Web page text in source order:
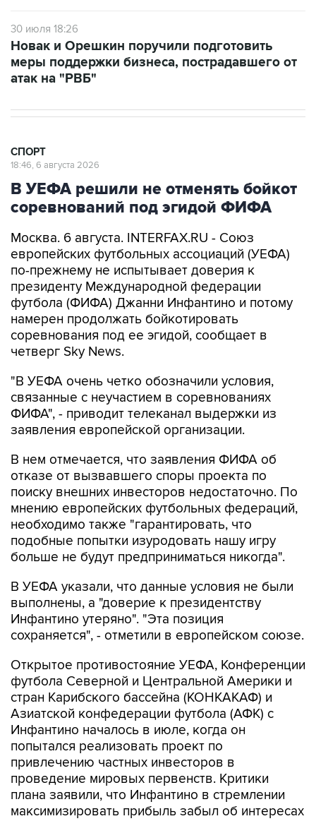
30 июля 18:26
Новак и Орешкин поручили подготовить
меры поддержки бизнеса, пострадавшего от
атак на "РВБ"
СПОРТ
18:46, 6 августа 2026
В УЕФА решили не отменять бойкот
соревнований под эгидой ФИФА
Москва. 6 августа. INTERFAX.RU - Союз
европейских футбольных ассоциаций (УЕФА)
по-прежнему не испытывает доверия к
президенту Международной федерации
футбола (ФИФА) Джанни Инфантино и потому
намерен продолжать бойкотировать
соревнования под ее эгидой, сообщает в
четверг Sky News.
"В УЕФА очень четко обозначили условия,
связанные с неучастием в соревнованиях
ФИФА", - приводит телеканал выдержки из
заявления европейской организации.
В нем отмечается, что заявления ФИФА об
отказе от вызвавшего споры проекта по
поиску внешних инвесторов недостаточно. По
мнению европейских футбольных федераций,
необходимо также "гарантировать, что
подобные попытки изуродовать нашу игру
больше не будут предприниматься никогда".
В УЕФА указали, что данные условия не были
выполнены, а "доверие к президентству
Инфантино утеряно". "Эта позиция
сохраняется", - отметили в европейском союзе.
Открытое противостояние УЕФА, Конференции
футбола Северной и Центральной Америки и
стран Карибского бассейна (КОНКАКАФ) и
Азиатской конфедерации футбола (АФК) с
Инфантино началось в июле, когда он
попытался реализовать проект по
привлечению частных инвесторов в
проведение мировых первенств. Критики
плана заявили, что Инфантино в стремлении
максимизировать прибыль забыл об интересах